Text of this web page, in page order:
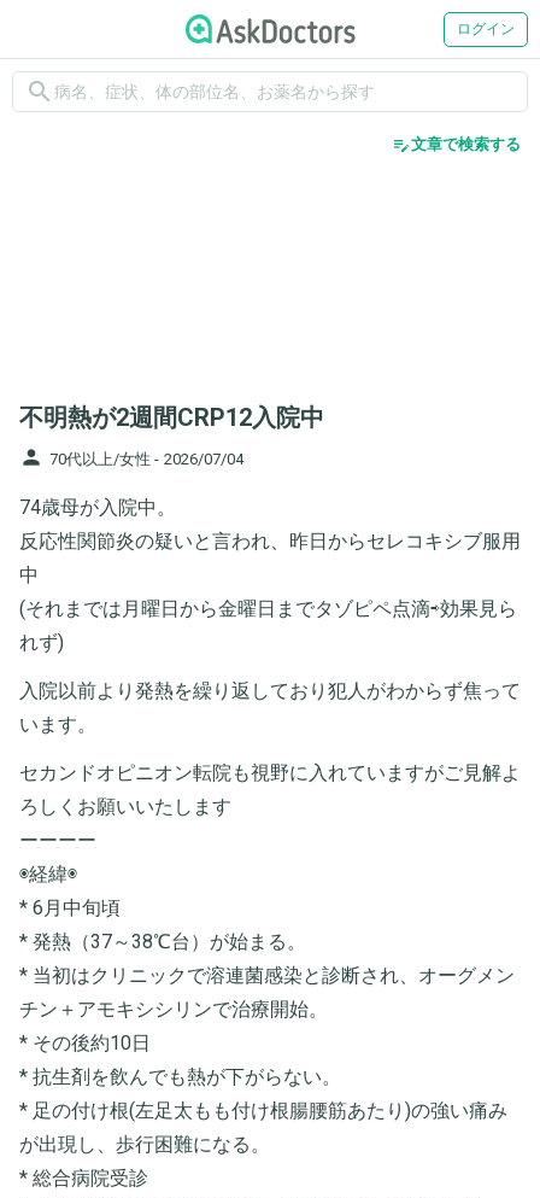
ログイン
search
edit_note文章で検索する
不明熱が2週間CRP12入院中
person 70代以上/女性 - 2026/07/04
74歳母が入院中。
反応性関節炎の疑いと言われ、昨日からセレコキシブ服用
中
(それまでは月曜日から金曜日までタゾピペ点滴⇨効果見ら
れず)
入院以前より発熱を繰り返しており犯人がわからず焦って
います。
セカンドオピニオン転院も視野に入れていますがご見解よ
ろしくお願いいたします
ーーーー
◉経緯◉
* 6月中旬頃
* 発熱（37～38℃台）が始まる。
* 当初はクリニックで溶連菌感染と診断され、オーグメン
チン＋アモキシシリンで治療開始。
* その後約10日
* 抗生剤を飲んでも熱が下がらない。
* 足の付け根(左足太もも付け根腸腰筋あたり)の強い痛み
が出現し、歩行困難になる。
* 総合病院受診